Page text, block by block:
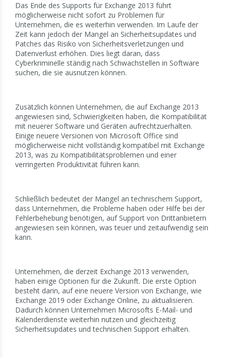
Das Ende des Supports für Exchange 2013 führt
möglicherweise nicht sofort zu Problemen für
Unternehmen, die es weiterhin verwenden. Im Laufe der
Zeit kann jedoch der Mangel an Sicherheitsupdates und
Patches das Risiko von Sicherheitsverletzungen und
Datenverlust erhöhen. Dies liegt daran, dass
Cyberkriminelle ständig nach Schwachstellen in Software
suchen, die sie ausnutzen können.
Zusätzlich können Unternehmen, die auf Exchange 2013
angewiesen sind, Schwierigkeiten haben, die Kompatibilität
mit neuerer Software und Geräten aufrechtzuerhalten.
Einige neuere Versionen von Microsoft Office sind
möglicherweise nicht vollständig kompatibel mit Exchange
2013, was zu Kompatibilitätsproblemen und einer
verringerten Produktivität führen kann.
Schließlich bedeutet der Mangel an technischem Support,
dass Unternehmen, die Probleme haben oder Hilfe bei der
Fehlerbehebung benötigen, auf Support von Drittanbietern
angewiesen sein können, was teuer und zeitaufwendig sein
kann.
Unternehmen, die derzeit Exchange 2013 verwenden,
haben einige Optionen für die Zukunft. Die erste Option
besteht darin, auf eine neuere Version von Exchange, wie
Exchange 2019 oder Exchange Online, zu aktualisieren.
Dadurch können Unternehmen Microsofts E-Mail- und
Kalenderdienste weiterhin nutzen und gleichzeitig
Sicherheitsupdates und technischen Support erhalten.